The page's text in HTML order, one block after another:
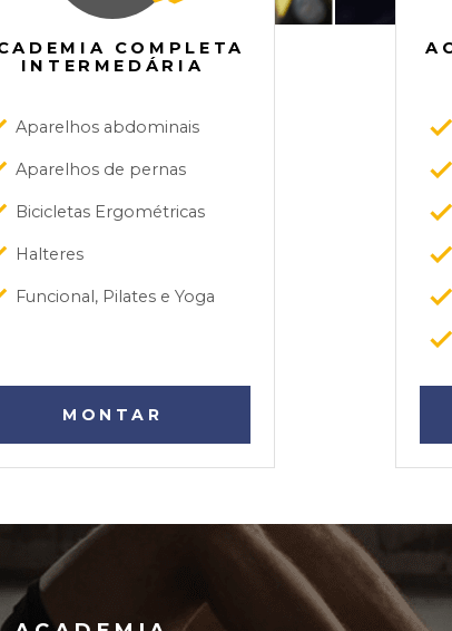
COMPLETA
INTERMEDÁRIA
Aparelhos abdominais
Aparelhos de pernas
Bicicletas Ergométricas
Halteres
Funcional, Pilates e Yoga
MONTAR